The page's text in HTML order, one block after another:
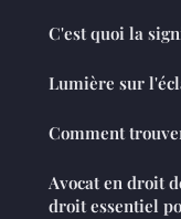
C'est quoi la
Lumière sur
Comment
Avocat en droit
droit essentiel